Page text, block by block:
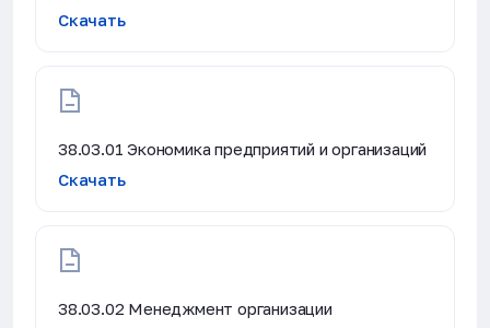
Скачать
38.03.01 Экономика предприятий и организаций
Скачать
38.03.02 Менеджмент организации